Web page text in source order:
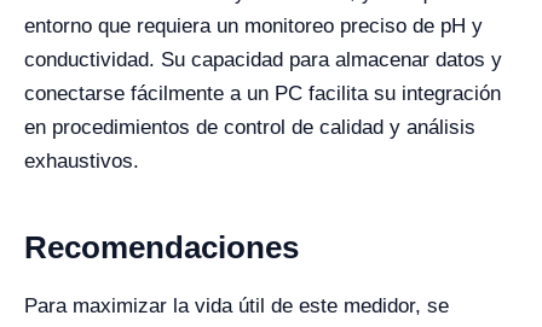
entorno que requiera un monitoreo preciso de pH y
conductividad. Su capacidad para almacenar datos y
conectarse fácilmente a un PC facilita su integración
en procedimientos de control de calidad y análisis
exhaustivos.
Recomendaciones
Para maximizar la vida útil de este medidor, se